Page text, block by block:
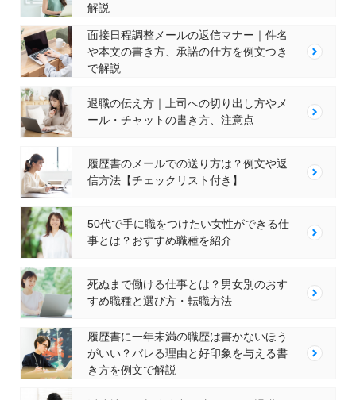
解説
面接日程調整メールの返信マナー｜件名
や本文の書き方、承諾の仕方を例文つき
で解説
退職の伝え方｜上司への切り出し方やメ
ール・チャットの書き方、注意点
履歴書のメールでの送り方は？例文や返
信方法【チェックリスト付き】
50代で手に職をつけたい女性ができる仕
事とは？おすすめ職種を紹介
死ぬまで働ける仕事とは？男女別のおす
すめ職種と選び方・転職方法
履歴書に一年未満の職歴は書かないほう
がいい？バレる理由と好印象を与える書
き方を例文で解説